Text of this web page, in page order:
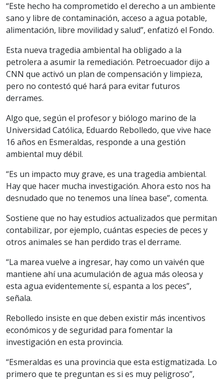
“Este hecho ha comprometido el derecho a un ambiente
sano y libre de contaminación, acceso a agua potable,
alimentación, libre movilidad y salud”, enfatizó el Fondo.
Esta nueva tragedia ambiental ha obligado a la
petrolera a asumir la remediación. Petroecuador dijo a
CNN que activó un plan de compensación y limpieza,
pero no contestó qué hará para evitar futuros
derrames.
Algo que, según el profesor y biólogo marino de la
Universidad Católica, Eduardo Rebolledo, que vive hace
16 años en Esmeraldas, responde a una gestión
ambiental muy débil.
“Es un impacto muy grave, es una tragedia ambiental.
Hay que hacer mucha investigación. Ahora esto nos ha
desnudado que no tenemos una línea base”, comenta.
Sostiene que no hay estudios actualizados que permitan
contabilizar, por ejemplo, cuántas especies de peces y
otros animales se han perdido tras el derrame.
“La marea vuelve a ingresar, hay como un vaivén que
mantiene ahí una acumulación de agua más oleosa y
esta agua evidentemente sí, espanta a los peces”,
señala.
Rebolledo insiste en que deben existir más incentivos
económicos y de seguridad para fomentar la
investigación en esta provincia.
“Esmeraldas es una provincia que esta estigmatizada. Lo
primero que te preguntan es si es muy peligroso”,